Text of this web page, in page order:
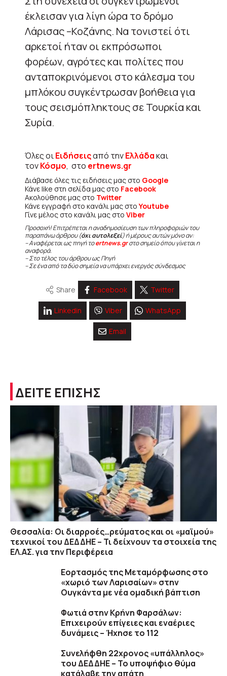
έκλεισαν για λίγη ώρα το δρόμο
Λάρισας –Κοζάνης. Να τονιστεί ότι
αρκετοί ήταν οι εκπρόσωποι
φορέων, αγρότες και πολίτες που
ανταποκρινόμενοι στο κάλεσμα του
μπλόκου συγκέντρωσαν βοήθεια για
τους σεισμόπληκτους σε Τουρκία και
Συρία.
Όλες οιΕιδήσειςαπό τηνΕλλάδακαι
τονΚόσμο, στο ertnews.gr
Διάβασε όλες τις ειδήσεις μας στο Google
Κάνε like στη σελίδα μας στο Facebook
Ακολούθησε μας στο Twitter
Κάνε εγγραφή στο κανάλι μας στοYoutube
Γίνε μέλος στο κανάλι μας στο Viber
Προσοχή! Επιτρέπεται η αναδημοσίευση των πληροφοριών του
παραπάνω άρθρου (όχι αυτολεξεί) ή μέρους αυτών μόνο αν:
– Αναφέρεται ως πηγή τοertnews.grστο σημείο όπου γίνεται η
αναφορά.
– Στο τέλος του άρθρου ως Πηγή
– Σε ένα από τα δύο σημεία να υπάρχει ενεργός σύνδεσμος
Share Facebook Twitter
Linkedin Viber WhatsApp
Email
ΔΕΙΤΕ ΕΠΙΣΗΣ
Θεσσαλία: Οι διαρροές…ρεύματος και οι «μαϊμού»
τεχνικοί του ΔΕΔΔΗΕ – Τι δείχνουν τα στοιχεία της
ΕΛ.ΑΣ. για την Περιφέρεια
Εορτασμός της Μεταμόρφωσης στο
«χωριό των Λαρισαίων» στην
Ουγκάντα με νέα ομαδική βάπτιση
Φωτιά στην Κρήνη Φαρσάλων:
Επιχειρούν επίγειες και εναέριες
δυνάμεις – Ήχησε το 112
Συνελήφθη 22χρονος «υπάλληλος»
του ΔΕΔΔΗΕ – Το υποψήφιο θύμα
κατάλαβε την απάτη